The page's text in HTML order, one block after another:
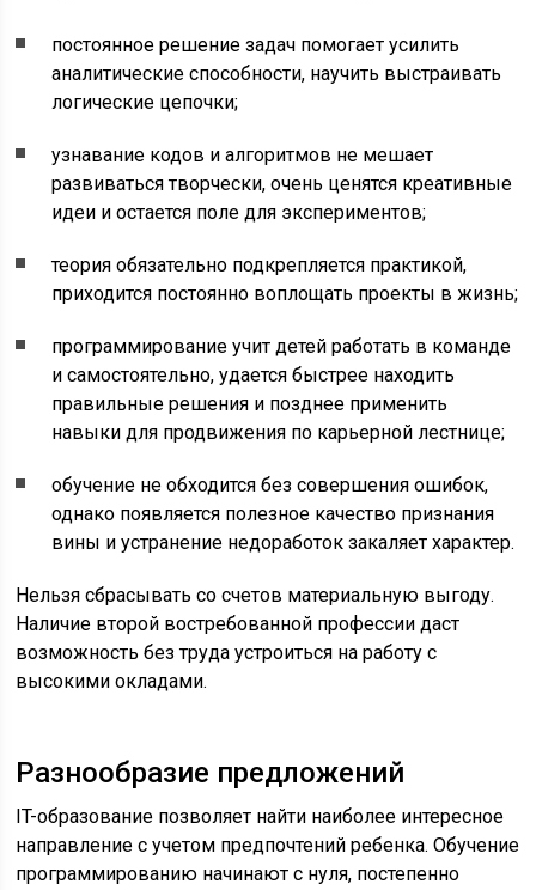
постоянное решение задач помогает усилить
аналитические способности, научить выстраивать
логические цепочки;
узнавание кодов и алгоритмов не мешает
развиваться творчески, очень ценятся креативные
идеи и остается поле для экспериментов;
теория обязательно подкрепляется практикой,
приходится постоянно воплощать проекты в жизнь;
программирование учит детей работать в команде
и самостоятельно, удается быстрее находить
правильные решения и позднее применить
навыки для продвижения по карьерной лестнице;
обучение не обходится без совершения ошибок,
однако появляется полезное качество признания
вины и устранение недоработок закаляет характер.
Нельзя сбрасывать со счетов материальную выгоду.
Наличие второй востребованной профессии даст
возможность без труда устроиться на работу с
высокими окладами.
Разнообразие предложений
IT-образование позволяет найти наиболее интересное
направление с учетом предпочтений ребенка. Обучение
программированию начинают с нуля, постепенно